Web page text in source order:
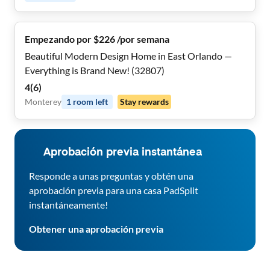
LYNX 436S.
Empezando por $226 /por semana
Beautiful Modern Design Home in East Orlando —
Everything is Brand New! (32807)
4(6)
Monterey 1 room left Stay rewards
Aprobación previa instantánea
Responde a unas preguntas y obtén una
aprobación previa para una casa PadSplit
instantáneamente!
Obtener una aprobación previa